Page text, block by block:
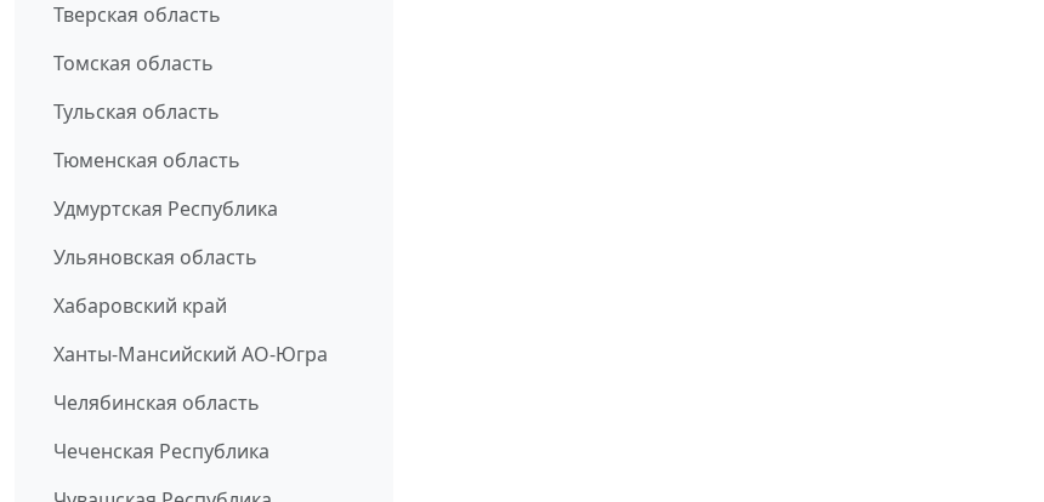
Тверская область
Томская область
Тульская область
Тюменская область
Удмуртская Республика
Ульяновская область
Хабаровский край
Ханты-Мансийский АО-Югра
Челябинская область
Чеченская Республика